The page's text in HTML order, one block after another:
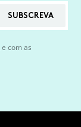
SUBSCREVA
e com as